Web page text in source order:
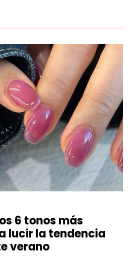
6 tonos más
lucir la tendencia
verano